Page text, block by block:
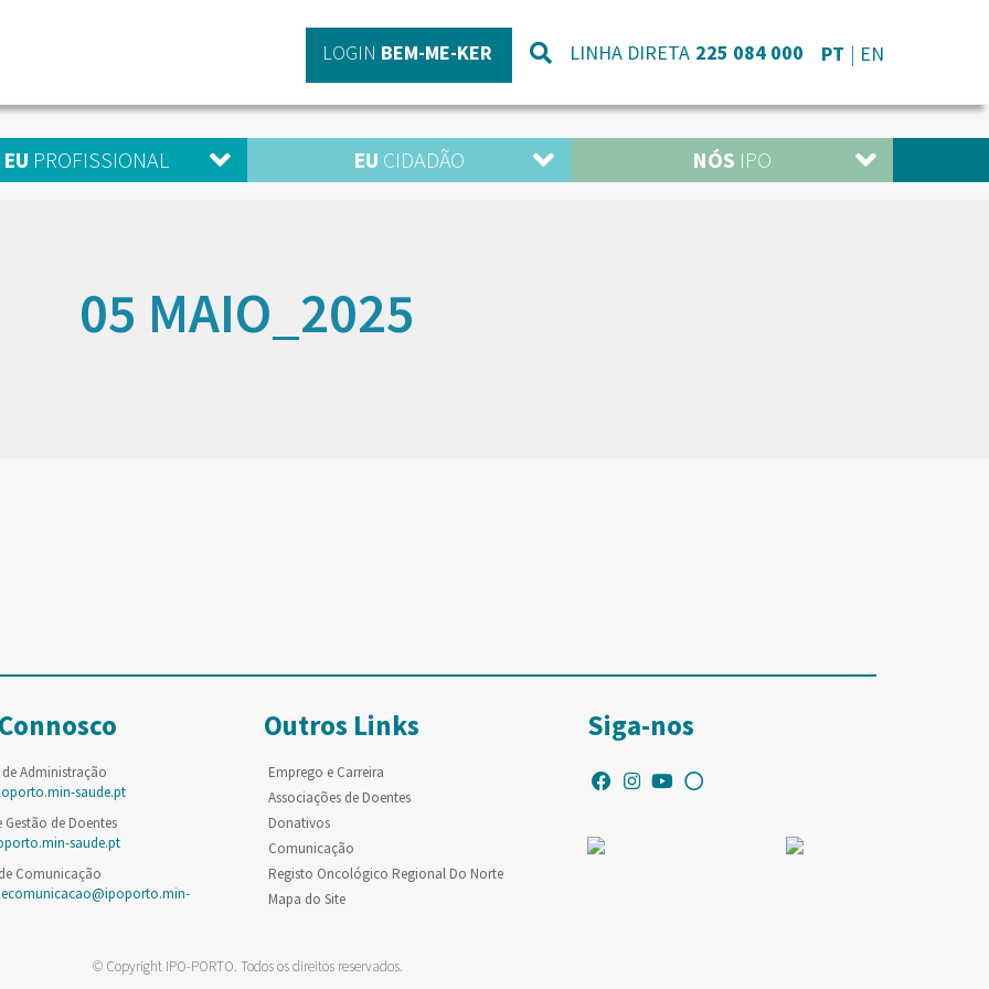
LOGIN BEM-ME-KER LINHA DIRETA 225 084 000 PT EN
EU PROFISSIONAL EU CIDADÃO NÓS IPO
05 MAIO_2025
Administração
saude.pt
Gestão de Doentes
saude.pt
Comunicação
Outros Links
Emprego e Carreira
Associações de Doentes
Donativos
Comunicação
Registo Oncológico Regional Do Norte
Mapa do Site
Siga-nos
© Copyright IPO-PORTO. Todos os direitos reservados.